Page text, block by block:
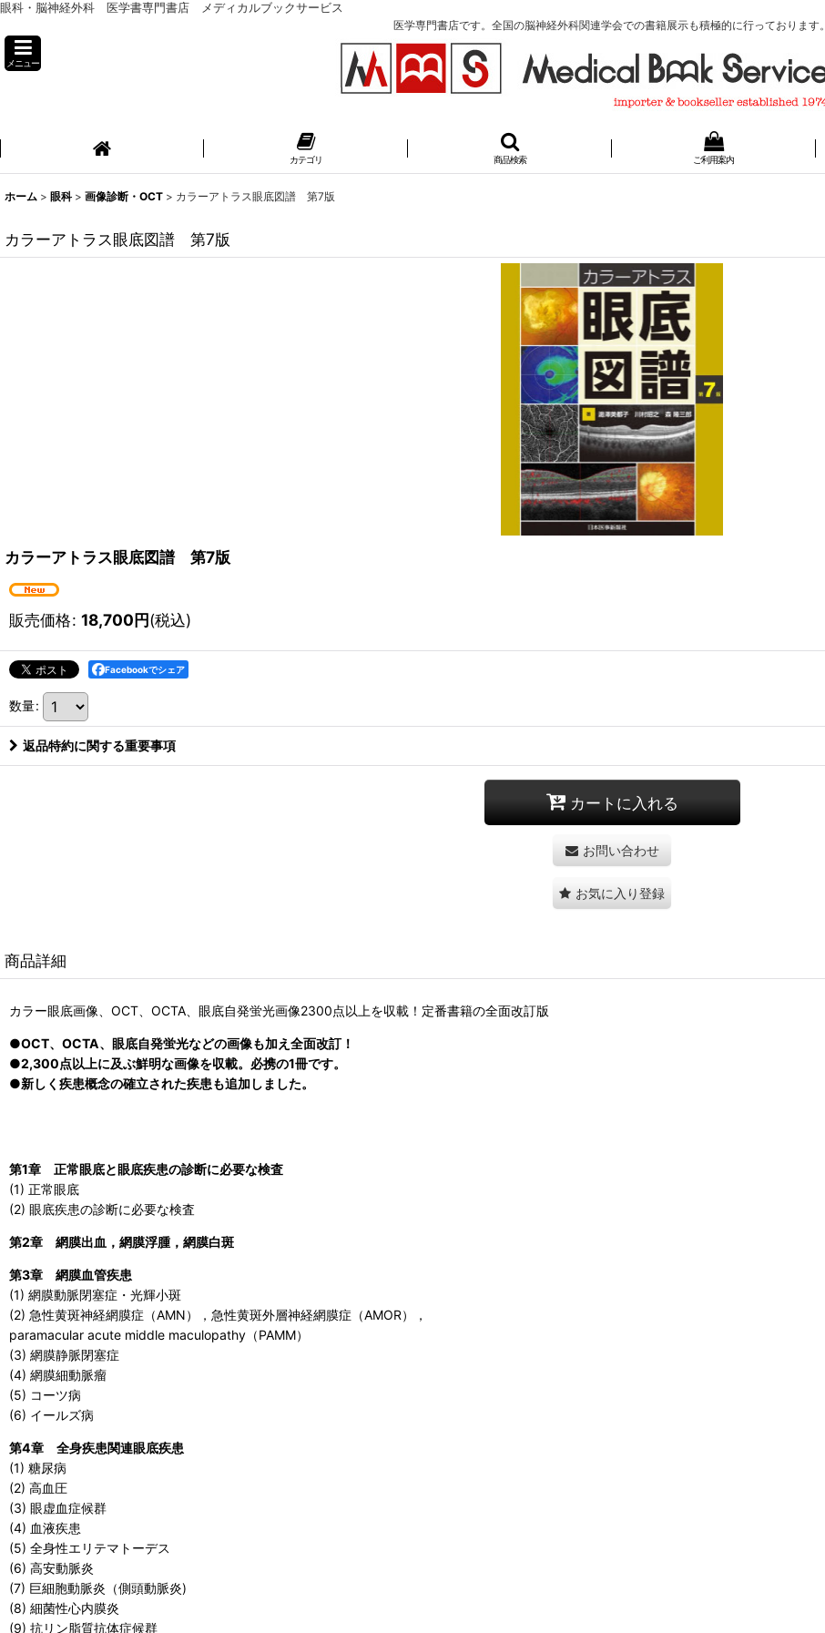
眼科・脳神経外科 医学書専門書店 メディカルブックサービス
医学専門書店です。全国の脳神経外科関連学会での書籍展示も積極的に行っております。
メニュー
カテゴリ 商品検索 ご利用案内
ホーム > 眼科 > 画像診断・OCT > カラーアトラス眼底図譜 第7版
カラーアトラス眼底図譜 第7版
カラーアトラス眼底図譜 第7版
販売価格: 18,700円(税込)
Facebookでシェア
数量:
返品特約に関する重要事項
カートに入れる
お問い合わせ
お気に入り登録
商品詳細
カラー眼底画像、OCT、OCTA、眼底自発蛍光画像2300点以上を収載！定番書籍の全面改訂版
●OCT、OCTA、眼底自発蛍光などの画像も加え全面改訂！
●2,300点以上に及ぶ鮮明な画像を収載。必携の1冊です。
●新しく疾患概念の確立された疾患も追加しました。
第1章 正常眼底と眼底疾患の診断に必要な検査
(1) 正常眼底
(2) 眼底疾患の診断に必要な検査
第2章 網膜出血，網膜浮腫，網膜白斑
第3章 網膜血管疾患
(1) 網膜動脈閉塞症・光輝小斑
(2) 急性黄斑神経網膜症（AMN），急性黄斑外層神経網膜症（AMOR），
paramacular acute middle maculopathy（PAMM）
(3) 網膜静脈閉塞症
(4) 網膜細動脈瘤
(5) コーツ病
(6) イールズ病
第4章 全身疾患関連眼底疾患
(1) 糖尿病
(2) 高血圧
(3) 眼虚血症候群
(4) 血液疾患
(5) 全身性エリテマトーデス
(6) 高安動脈炎
(7) 巨細胞動脈炎（側頭動脈炎)
(8) 細菌性心内膜炎
(9) 抗リン脂質抗体症候群